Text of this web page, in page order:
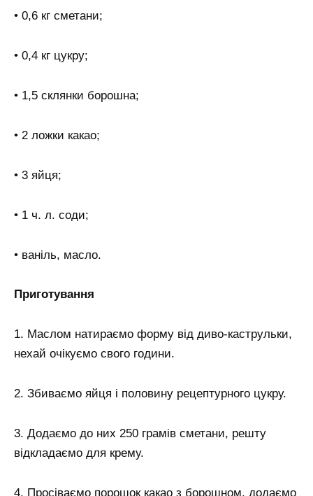
• 0,6 кг сметани;
• 0,4 кг цукру;
• 1,5 склянки борошна;
• 2 ложки какао;
• 3 яйця;
• 1 ч. л. соди;
• ваніль, масло.
Приготування
1. Маслом натираємо форму від диво-каструльки,
нехай очікуємо свого години.
2. Збиваємо яйця і половину рецептурного цукру.
3. Додаємо до них 250 грамів сметани, решту
відкладаємо для крему.
4. Просіваємо порошок какао з борошном, додаємо